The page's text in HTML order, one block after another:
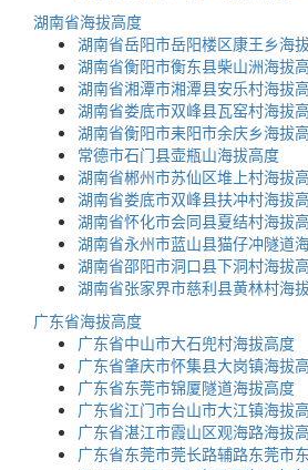
湖南省海拔高度
湖南省岳阳市岳阳楼区康王乡海
湖南省衡阳市衡东县柴山洲海拔
湖南省湘潭市湘潭县安乐村海拔
湖南省娄底市双峰县瓦窑村海拔
湖南省衡阳市耒阳市余庆乡海拔
常德市石门县壶瓶山海拔高度
湖南省郴州市苏仙区堆上村海拔
湖南省娄底市双峰县扶冲村海拔
湖南省怀化市会同县夏结村海拔
湖南省永州市蓝山县猫仔冲隧道
湖南省邵阳市洞口县下洞村海拔
湖南省张家界市慈利县黄林村海
广东省海拔高度
广东省中山市大石兜村海拔高度
广东省肇庆市怀集县大岗镇海拔
广东省东莞市锦厦隧道海拔高度
广东省江门市台山市大江镇海拔
广东省湛江市霞山区观海路海拔
广东省东莞市莞长路辅路东莞市